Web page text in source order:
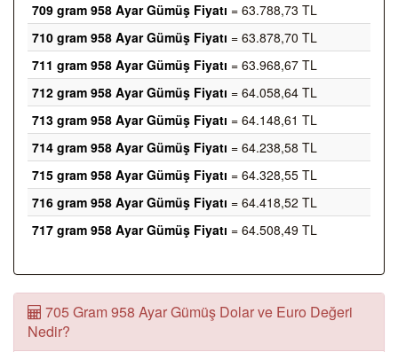
709 gram 958 Ayar Gümüş Fiyatı = 63.788,73 TL
710 gram 958 Ayar Gümüş Fiyatı = 63.878,70 TL
711 gram 958 Ayar Gümüş Fiyatı = 63.968,67 TL
712 gram 958 Ayar Gümüş Fiyatı = 64.058,64 TL
713 gram 958 Ayar Gümüş Fiyatı = 64.148,61 TL
714 gram 958 Ayar Gümüş Fiyatı = 64.238,58 TL
715 gram 958 Ayar Gümüş Fiyatı = 64.328,55 TL
716 gram 958 Ayar Gümüş Fiyatı = 64.418,52 TL
717 gram 958 Ayar Gümüş Fiyatı = 64.508,49 TL
705 Gram 958 Ayar Gümüş Dolar ve Euro Değeri
Nedir?